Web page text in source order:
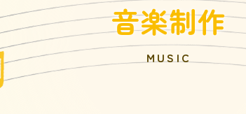
音楽制作
MUSIC